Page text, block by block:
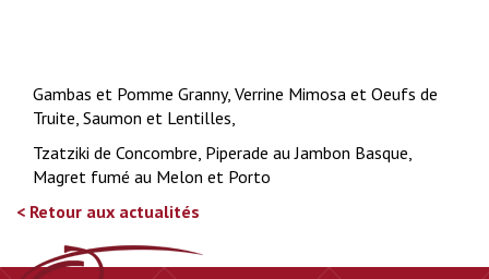
Gambas et Pomme Granny, Verrine Mimosa et Oeufs de
Truite, Saumon et Lentilles,
Tzatziki de Concombre, Piperade au Jambon Basque,
Magret fumé au Melon et Porto
< Retour aux actualités